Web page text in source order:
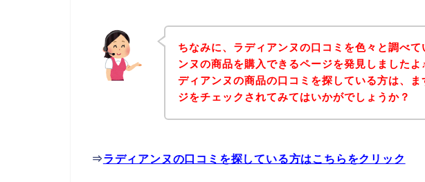
ちなみに、ラディアンヌの口コミを色々と調べて
ンヌの商品を購入できるページを発見しましたよ
ディアンヌの商品の口コミを探している方は、ま
ジをチェックされてみてはいかがでしょうか？
⇒ラディアンヌの口コミを探している方はこちらをクリック